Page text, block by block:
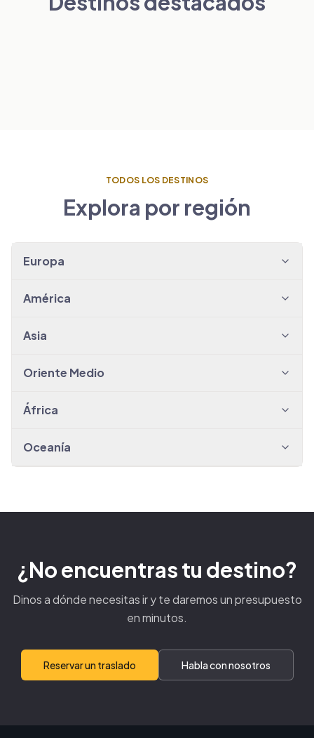
París
PAÍSES BAJOS
TODOS LOS DESTINOS
Explora por región
Europa
América
Asia
Oriente Medio
África
Oceanía
¿No encuentras tu destino?
Dinos a dónde necesitas ir y te daremos un presupuesto
en minutos.
Reservar un traslado Habla con nosotros